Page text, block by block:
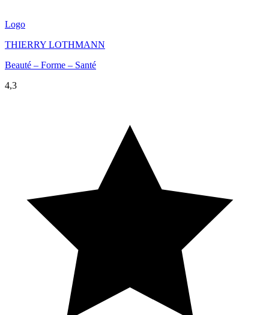
Logo
THIERRY LOTHMANN
Beauté – Forme – Santé
4,3